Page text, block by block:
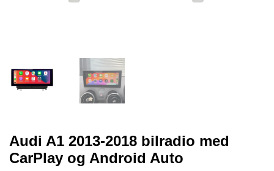
Audi A1 2013-2018 bilradio med
CarPlay og Android Auto